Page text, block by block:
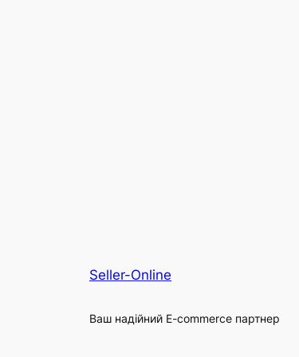
Seller-Online
Ваш надійний E-commerce партнер